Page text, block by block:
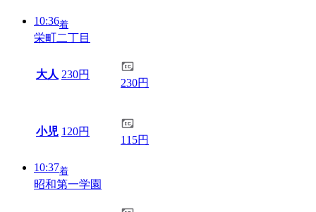
10:36着
栄町二丁目
大人 230円
230円
小児 120円
115円
10:37着
昭和第一学園